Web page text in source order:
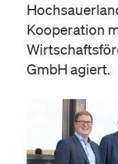
Kooperation
GmbH agiert.